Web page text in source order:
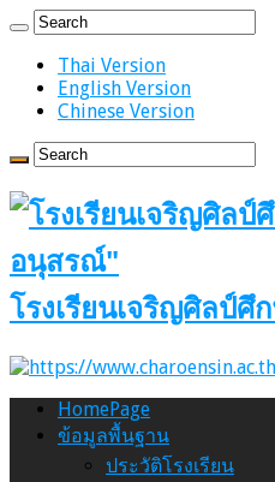
Thai Version
English Version
Chinese Version
โรงเรียนเจริญศิลป์
HomePage
ข้อมูลพื้นฐาน
ประวัติโรงเรียน